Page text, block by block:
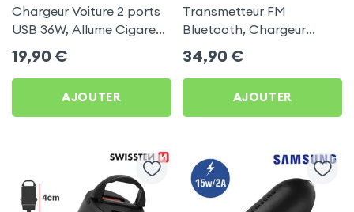
Chargeur Voiture 2 ports
USB 36W, Allume Cigare
avec Finition Carbone
pour Honor 5X
19,90 €
AJOUTER
Transmetteur FM
Bluetooth, Chargeur
Allume-Cigare USB / USB-
C, Kit Main Libre
Multifonction - 4smarts
34,90 €
AJOUTER